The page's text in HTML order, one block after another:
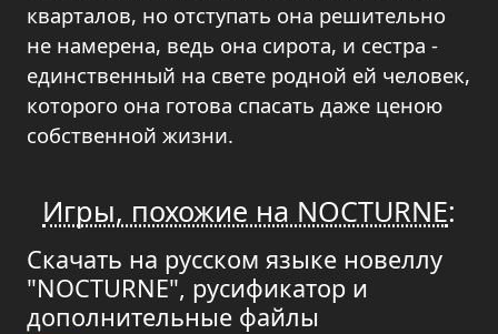
кварталов, но отступать она решительно
не намерена, ведь она сирота, и сестра -
единственный на свете родной ей человек,
которого она готова спасать даже ценою
собственной жизни.
Игры, похожие на NOCTURNE:
Скачать на русском языке новеллу
"NOCTURNE", русификатор и
дополнительные файлы